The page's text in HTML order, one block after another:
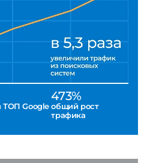
ТОП Google
473%
общий рост
трафика